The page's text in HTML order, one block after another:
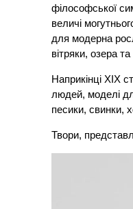
філософської
величі
для модерна
вітряки, озера
Наприкінці ХІХ
людей, моделі
песики, свинки,
Твори,